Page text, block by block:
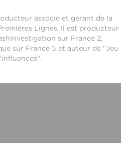
associé et gérant de la
Lignes. Il est producteur
sur France 2,
sur France 5 et auteur de "Jeu